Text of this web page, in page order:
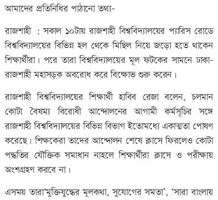
আমাদের প্রতিনিধির পাঠানো তথ্য-
রাজশাহী : সকাল ১০টায় রাজশাহী বিশ্ববিদ্যালয়ের প্যারিস রোডে
বিশ্ববিদ্যালয়ের বিভিন্ন হল থেকে মিছিল নিয়ে জড়ো হতে থাকেন
শিক্ষার্থীরা। পরে তারা বিশ্ববিদ্যালয়ের মূল ফটকের সামনে ঢাকা-
রাজশাহী মহাসড়ক অবরোধ করে বিক্ষোভ শুরু করেন।
রাজশাহী বিশ্ববিদ্যালয়ের শিক্ষার্থী হাবিব রেজা বলেন, চলমান
কোটা বৈষম্য বিরোধী আন্দোলনের আগামী কর্মসূচির সঙ্গে
রাজশাহী বিশ্ববিদ্যালয়ের বিভিন্ন বিভাগ ইতোমধ্যে একাত্মতা পোষণ
করেছে। শিক্ষকেরা তাদের আন্দোলন শেষে ক্লাসে ফিরলেও কোটা
পদ্ধতির যৌক্তিক সমাধান নাহলে শিক্ষার্থীরা ক্লাসে ও পরীক্ষায়
অংশগ্রহণ করবে না।
এসময় তারা‘মুক্তিযুদ্ধের মূলকথা, সুযোগের সমতা’, ‘সারা বাংলায়